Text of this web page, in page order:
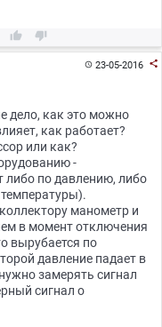
 
23-05-2016 
дело, как это можно
как работает?
или как?
-
по давлению, либо
манометр и
в момент отключения
вырубается по
давление падает в
замерять сигнал
сигнал о